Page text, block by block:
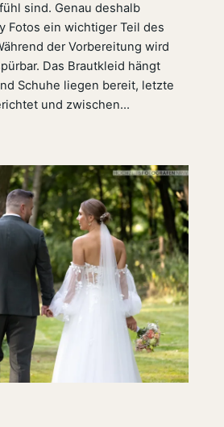
sind. Genau deshalb
Fotos ein wichtiger Teil des
der Vorbereitung wird
Das Brautkleid hängt
Schuhe liegen bereit, letzte
und zwischen…